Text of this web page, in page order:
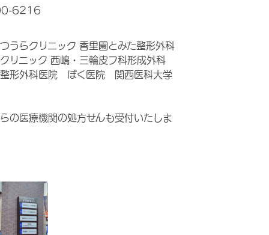
6216
うらクリニック 香里園とみた整形外科
リニック 西嶋・三輪皮フ科形成外科
整形外科医院 ぼく医院 関西医科大学
の医療機関の処方せんも受付いたしま